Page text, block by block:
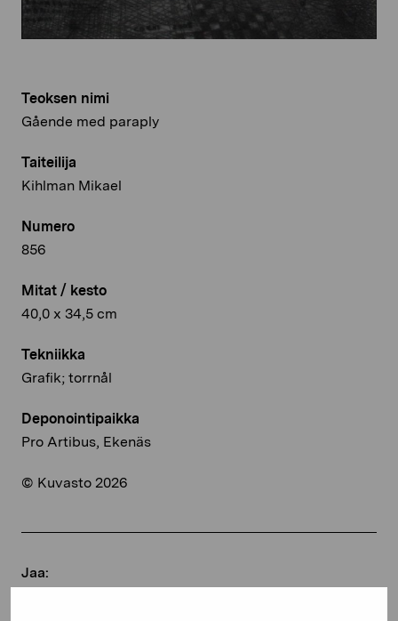
Teoksen nimi
Gående med paraply
Taiteilija
Kihlman Mikael
Numero
856
Mitat / kesto
40,0 x 34,5 cm
Tekniikka
Grafik; torrnål
Deponointipaikka
Pro Artibus, Ekenäs
© Kuvasto 2026
Jaa: